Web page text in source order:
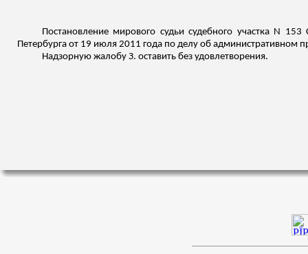
Постановление мирового судьи судебного участка N
Петербурга от 19 июля 2011 года по делу об административном
Надзорную жалобу З. оставить без удовлетворения.